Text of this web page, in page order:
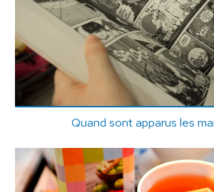
Quand sont apparus les